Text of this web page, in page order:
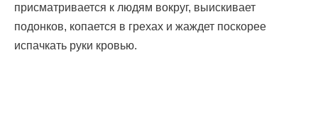
присматривается к людям вокруг, выискивает
подонков, копается в грехах и жаждет поскорее
испачкать руки кровью.